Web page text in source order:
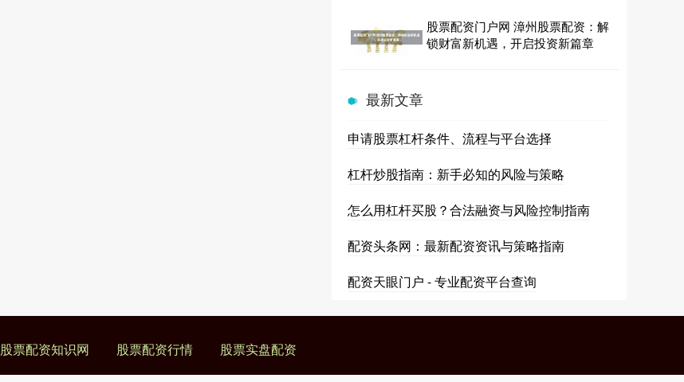
股票配资门户网 漳州股票配资：解
锁财富新机遇，开启投资新篇章
最新文章
申请股票杠杆条件、流程与平台选择
杠杆炒股指南：新手必知的风险与策略
怎么用杠杆买股？合法融资与风险控制指南
配资头条网：最新配资资讯与策略指南
配资天眼门户 - 专业配资平台查询
股票配资知识网 股票配资行情 股票实盘配资